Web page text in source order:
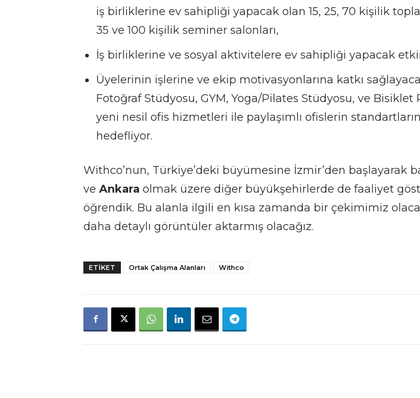
iş birliklerine ev sahipliği yapacak olan 15, 25, 70 kişilik
35 ve 100 kişilik seminer salonları,
İş birliklerine ve sosyal aktivitelere ev sahipliği yapacak
Üyelerinin işlerine ve ekip motivasyonlarına katkı
Fotoğraf Stüdyosu, GYM, Yoga/Pilates Stüdyosu, ve Bisiklet
yeni nesil ofis hizmetleri ile paylaşımlı ofislerin
hedefliyor.
Withco’nun, Türkiye’deki büyümesine İzmir’den başlayarak
ve Ankara olmak üzere diğer büyükşehirlerde de faaliyet
öğrendik. Bu alanla ilgili en kısa zamanda bir çekimimiz
daha detaylı görüntüler aktarmış olacağız.
ETIKET Ortak Çalışma Alanları Withco